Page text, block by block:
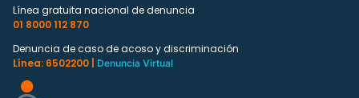
Línea gratuita nacional de denuncia
01 8000 112 870
Denuncia de caso de acoso y discriminación
Línea: 6502200 |
Denuncia Virtual